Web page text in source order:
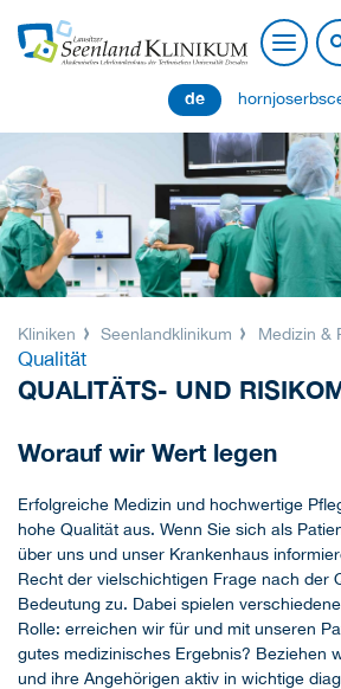
de
Kliniken Seenlandklinikum Medizin &
Qualität
QUALITÄTS- UND
Worauf wir Wert legen
Erfolgreiche Medizin und hochwertige
hohe Qualität aus. Wenn Sie sich als
über uns und unser Krankenhaus
Recht der vielschichtigen Frage nach der
Bedeutung zu. Dabei spielen
Rolle: erreichen wir für und mit unseren
gutes medizinisches Ergebnis? Beziehen
und ihre Angehörigen aktiv in wichtige